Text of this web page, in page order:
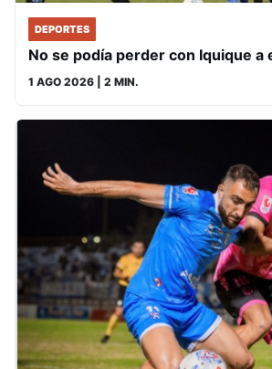
DEPORTES
No se podía perder con Iquique a
1 AGO 2026 | 2 MIN.